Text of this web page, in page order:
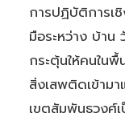
การปฏิบัติการเ
มือระหว่าง บ้าน
กระตุ้นให้คนในพื้
สิ่งเสพติดเข้าม
เขตสัมพันธวงศ์